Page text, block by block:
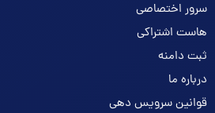
سرور اختصاصی
هاست اشتراکی
ثبت دامنه
درباره ما
قوانین سرویس دهی